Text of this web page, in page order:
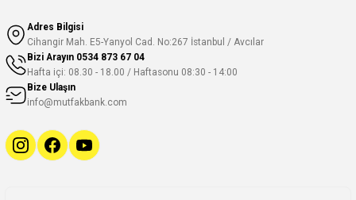
Adres Bilgisi
Cihangir Mah. E5-Yanyol Cad. No:267 İstanbul / Avcılar
Bizi Arayın 0534 873 67 04
Hafta içi: 08.30 - 18.00 / Haftasonu 08:30 - 14:00
Bize Ulaşın
info@mutfakbank.com